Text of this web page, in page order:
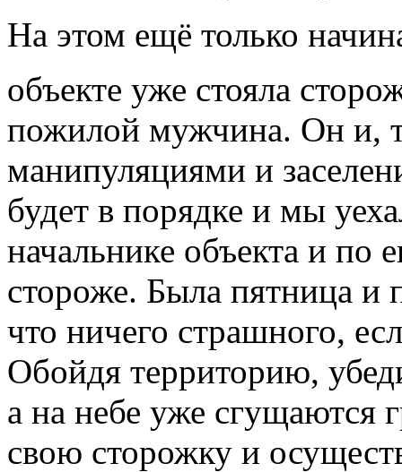
На этом ещё только
объекте уже стояла
пожилой мужчина. Он и,
манипуляциями и
будет в порядке и мы
начальнике объекта и по
стороже. Была пятница и
что ничего страшного,
Обойдя территорию,
а на небе уже сгущаются
свою сторожку и